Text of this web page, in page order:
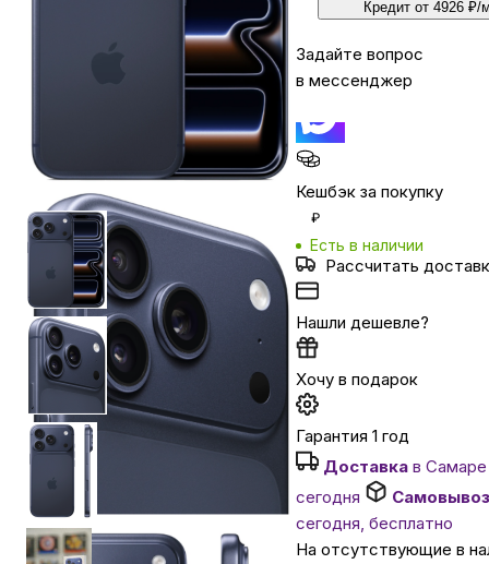
Умный дом и безопасность
Автомобильные аксессуары
Сервисный центр Apple в Самаре
Подарочные сертификаты
Аудио
Кредит от 4926 ₽/
Задайте вопрос
в мессенджер
Кешбэк за покупку
₽
Есть в наличии
Рассчитать
Нашли дешевле?
Хочу в подарок
Гарантия 1 год
Доставкав Самаре
сегодня
Самовывоз
сегодня, бесплатно
На отсутствующие в